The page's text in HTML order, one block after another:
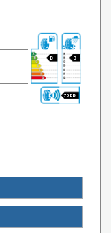
B B
70 DB